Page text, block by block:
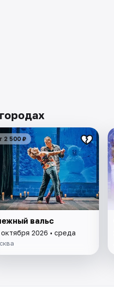
2 500 ₽
вальс
2026 • среда